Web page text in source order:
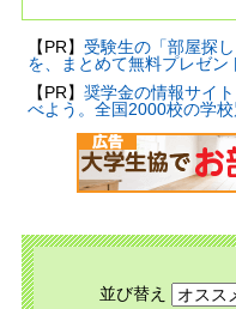
【PR】 受験生の「部屋探
を、まとめて無料プレゼン
【PR】 奨学金の情報サイ
べよう。全国2000校の学校
並び替え